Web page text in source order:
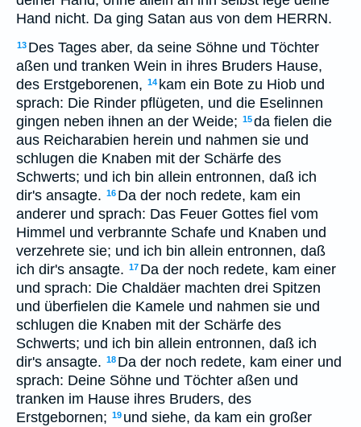
Hand nicht. Da ging Satan aus von dem HERRN.
13 Des Tages aber, da seine Söhne und Töchter
aßen und tranken Wein in ihres Bruders Hause,
des Erstgeborenen, 14 kam ein Bote zu Hiob und
sprach: Die Rinder pflügeten, und die Eselinnen
gingen neben ihnen an der Weide; 15da fielen die
aus Reicharabien herein und nahmen sie und
schlugen die Knaben mit der Schärfe des
Schwerts; und ich bin allein entronnen, daß ich
dir's ansagte. 16 Da der noch redete, kam ein
anderer und sprach: Das Feuer Gottes fiel vom
Himmel und verbrannte Schafe und Knaben und
verzehrete sie; und ich bin allein entronnen, daß
ich dir's ansagte. 17 Da der noch redete, kam einer
und sprach: Die Chaldäer machten drei Spitzen
und überfielen die Kamele und nahmen sie und
schlugen die Knaben mit der Schärfe des
Schwerts; und ich bin allein entronnen, daß ich
dir's ansagte. 18 Da der noch redete, kam einer und
sprach: Deine Söhne und Töchter aßen und
tranken im Hause ihres Bruders, des
Erstgebornen; 19 und siehe, da kam ein großer